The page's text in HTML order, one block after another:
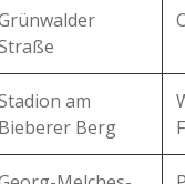
am
Bieberer Berg